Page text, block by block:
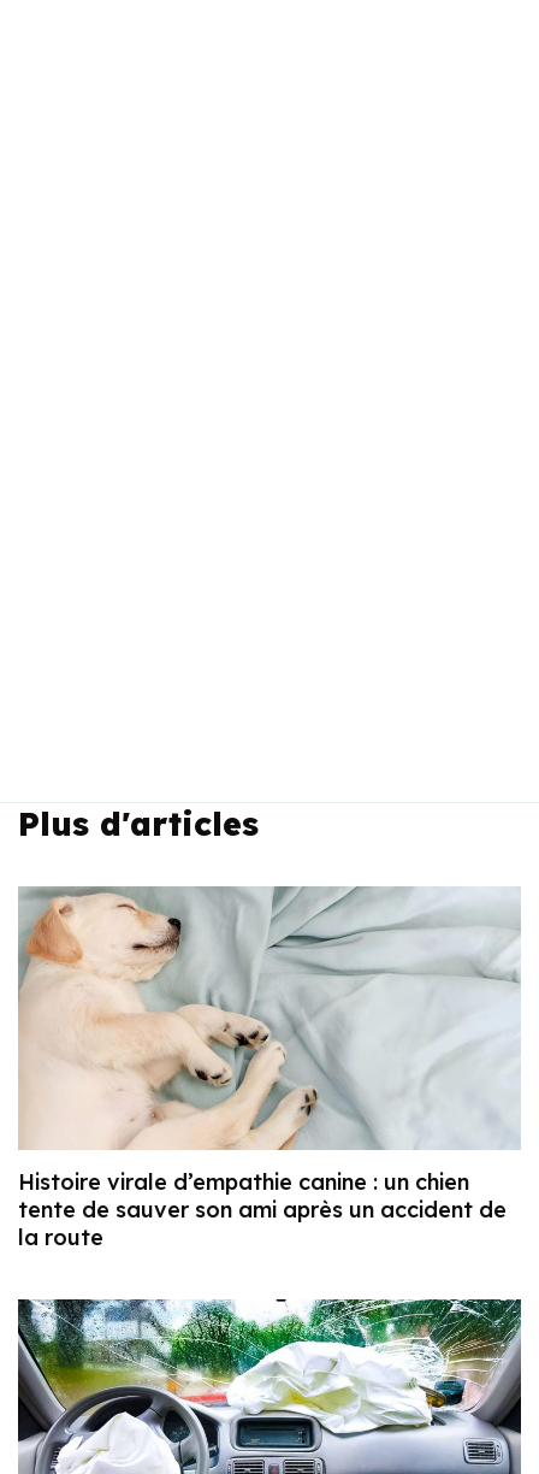
Plus d'articles
Histoire virale d’empathie canine : un chien
tente de sauver son ami après un accident de
la route